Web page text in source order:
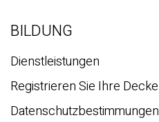
BILDUNG
Dienstleistungen
Registrieren Sie Ihre Decke
Datenschutzbestimmungen